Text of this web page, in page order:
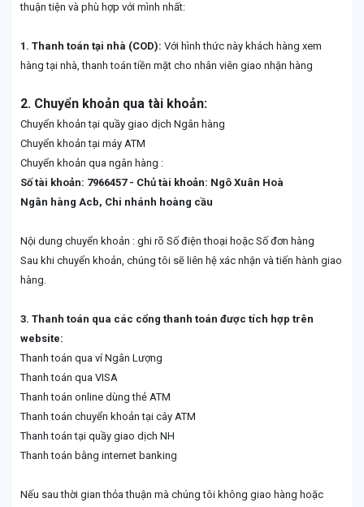
thuận tiện và phù hợp với mình nhất:
1. Thanh toán tại nhà (COD): Với hình thức này khách hàng xem
hàng tại nhà, thanh toán tiền mặt cho nhân viên giao nhận hàng
2. Chuyển khoản qua tài khoản:
Chuyển khoản tại quầy giao dịch Ngân hàng
Chuyển khoản tại máy ATM
Chuyển khoản qua ngân hàng :
Số tài khoản: 7966457 - Chủ tài khoản: Ngô Xuân Hoà
Ngân hàng Acb, Chi nhánh hoàng cầu
Nội dung chuyển khoản : ghi rõ Số điện thoại hoặc Số đơn hàng
Sau khi chuyển khoản, chúng tôi sẽ liên hệ xác nhận và tiến hành giao
hàng.
3. Thanh toán qua các cổng thanh toán được tích hợp trên
website:
Thanh toán qua ví Ngân Lượng
Thanh toán qua VISA
Thanh toán online dùng thẻ ATM
Thanh toán chuyển khoản tại cây ATM
Thanh toán tại quầy giao dịch NH
Thanh toán bằng internet banking
Nếu sau thời gian thỏa thuận mà chúng tôi không giao hàng hoặc